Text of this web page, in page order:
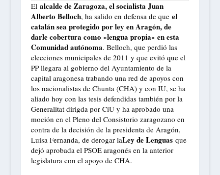
El alcalde de Zaragoza, el socialista Juan
Alberto Belloch, ha salido en defensa de que el
catalán sea protegido por ley en Aragón, de
darle cobertura como «lengua propia» en esta
Comunidad autónoma. Belloch, que perdió las
elecciones municipales de 2011 y que evitó que el
PP llegara al gobierno del Ayuntamiento de la
capital aragonesa trabando una red de apoyos con
los nacionalistas de Chunta (CHA) y con IU, se ha
aliado hoy con las tesis defendidas también por la
Generalitat dirigda por CiU y ha aprobado una
moción en el Pleno del Consistorio zaragozano en
contra de la decisión de la presidenta de Aragón,
Luisa Fernanda, de derogar laLey de Lenguas que
dejó aprobada el PSOE aragonés en la anterior
legislatura con el apoyo de CHA.